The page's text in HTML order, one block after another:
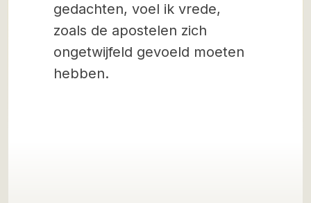
gedachten, voel ik vrede,
zoals de apostelen zich
ongetwijfeld gevoeld moeten
hebben.